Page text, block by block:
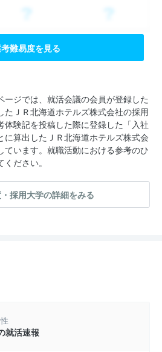
難易度を見る
ジでは、就活会議の会員が登録した
たＪＲ北海道ホテルズ株式会社の採用
体験記を投稿した際に登録した「入社
に算出したＪＲ北海道ホテルズ株式会
ています。就職活動における参考のひ
ださい。
採用大学の詳細をみる
就活速報